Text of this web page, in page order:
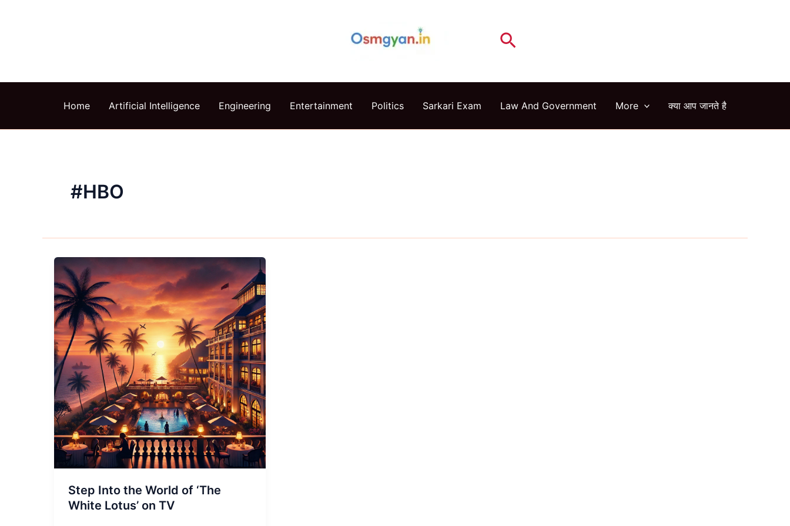
Search
Home Artificial Intelligence Engineering Entertainment Politics Sarkari Exam Law And Government More क्या आप जानते है
#HBO
Step Into the World of ‘The
White Lotus’ on TV
Step
Into
the
World
of
‘The
White
Lotus’
on
TV